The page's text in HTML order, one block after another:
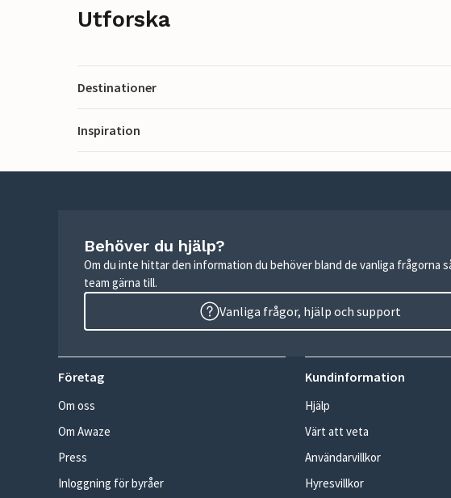
Utforska
Destinationer
Inspiration
Behöver du hjälp?
Om du inte hittar den information du behöver bland de vanliga frågorna
team gärna till.
Vanliga frågor, hjälp och support
Företag
Om oss
Om Awaze
Press
Inloggning för byråer
Kundinformation
Hjälp
Värt att veta
Användarvillkor
Hyresvillkor